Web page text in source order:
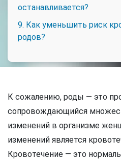
останавливается?
9. Как уменьшить риск
родов?
К сожалению, роды — это
сопровождающийся
изменений в организме
изменений является
Кровотечение — это